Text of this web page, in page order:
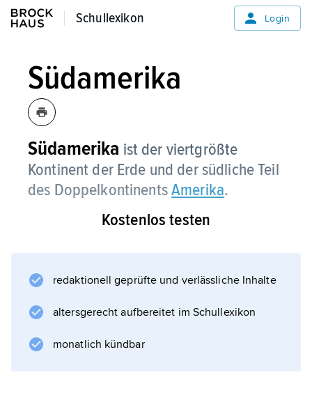
Schullexikon
Schullexikon Login
Südamerika
Südamerika ist der viertgrößte
Kontinent der Erde und der südliche Teil
des DoppelkontinentsAmerika.
Gliederung und
Landschaft
Kostenlos testen
redaktionell geprüfte und verlässliche Inhalte
altersgerecht aufbereitet im Schullexikon
monatlich kündbar